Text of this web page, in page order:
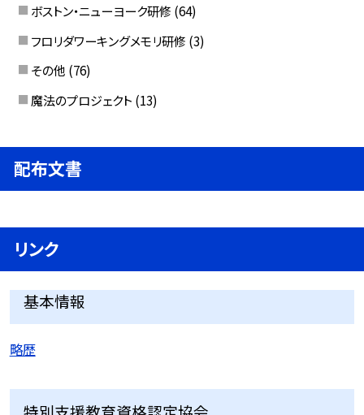
ボストン・ニューヨーク研修 (64)
フロリダワーキングメモリ研修 (3)
その他 (76)
魔法のプロジェクト (13)
配布文書
リンク
基本情報
略歴